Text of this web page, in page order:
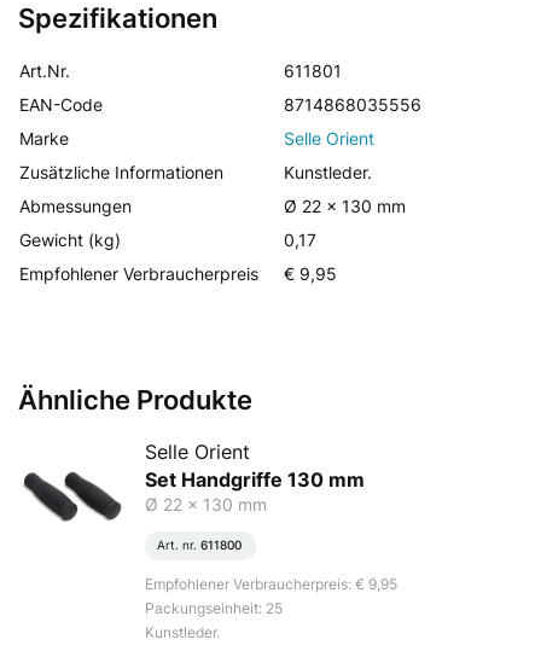
Spezifikationen
Art.Nr.
611801
EAN-Code
8714868035556
Marke
Selle Orient
Zusätzliche Informationen
Kunstleder.
Abmessungen
Ø 22 x 130 mm
Gewicht (kg)
0,17
Empfohlener Verbraucherpreis
€ 9,95
Ähnliche Produkte
Selle Orient
Set Handgriffe 130 mm
Ø 22 x 130 mm
Art. nr. 611800
Empfohlener Verbraucherpreis: € 9,95
Packungseinheit: 25
Kunstleder.